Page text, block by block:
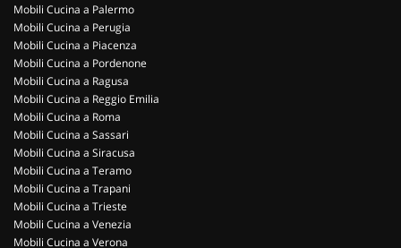
Mobili Cucina a Palermo
Mobili Cucina a Perugia
Mobili Cucina a Piacenza
Mobili Cucina a Pordenone
Mobili Cucina a Ragusa
Mobili Cucina a Reggio Emilia
Mobili Cucina a Roma
Mobili Cucina a Sassari
Mobili Cucina a Siracusa
Mobili Cucina a Teramo
Mobili Cucina a Trapani
Mobili Cucina a Trieste
Mobili Cucina a Venezia
Mobili Cucina a Verona